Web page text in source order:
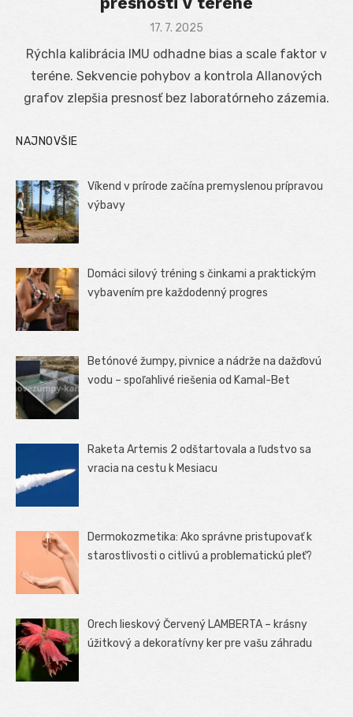
Posted
17. 7. 2025
Rýchla kalibrácia IMU odhadne bias a scale faktor v
teréne. Sekvencie pohybov a kontrola Allanových
grafov zlepšia presnosť bez laboratórneho zázemia.
NAJNOVŠIE
Víkend v prírode začína premyslenou prípravou
výbavy
Domáci silový tréning s činkami a praktickým
vybavením pre každodenný progres
Betónové žumpy, pivnice a nádrže na dažďovú
vodu – spoľahlivé riešenia od Kamal-Bet
Raketa Artemis 2 odštartovala a ľudstvo sa
vracia na cestu k Mesiacu
Dermokozmetika: Ako správne pristupovať k
starostlivosti o citlivú a problematickú pleť?
Orech lieskový Červený LAMBERTA – krásny
úžitkový a dekoratívny ker pre vašu záhradu